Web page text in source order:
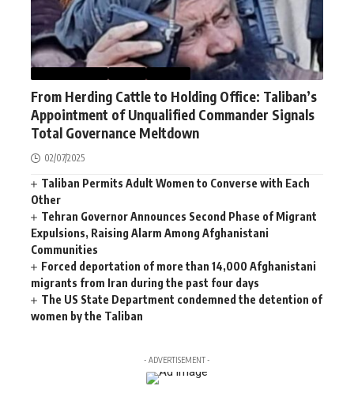
From Herding Cattle to Holding Office: Taliban’s
Appointment of Unqualified Commander Signals
Total Governance Meltdown
02/07/2025
Taliban Permits Adult Women to Converse with Each
Other
Tehran Governor Announces Second Phase of Migrant
Expulsions, Raising Alarm Among Afghanistani
Communities
Forced deportation of more than 14,000 Afghanistani
migrants from Iran during the past four days
The US State Department condemned the detention of
women by the Taliban
- ADVERTISEMENT -